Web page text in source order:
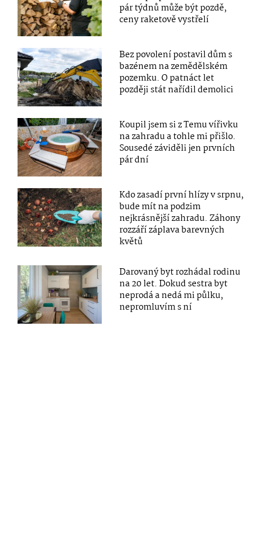
pár týdnů může být pozdě,
ceny raketově vystřelí
Bez povolení postavil dům s
bazénem na zemědělském
pozemku. O patnáct let
později stát nařídil demolici
Koupil jsem si z Temu vířivku
na zahradu a tohle mi přišlo.
Sousedé záviděli jen prvních
pár dní
Kdo zasadí první hlízy v srpnu,
bude mít na podzim
nejkrásnější zahradu. Záhony
rozzáří záplava barevných
květů
Darovaný byt rozhádal rodinu
na 20 let. Dokud sestra byt
neprodá a nedá mi půlku,
nepromluvím s ní